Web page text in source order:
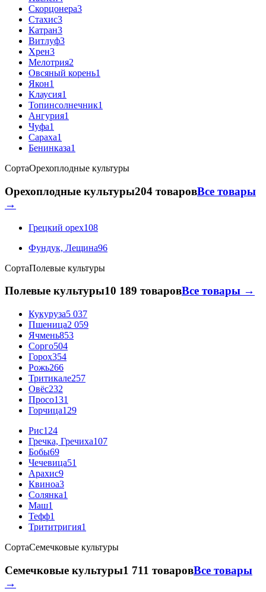
Скорцонера3
Стахис3
Катран3
Витлуф3
Хрен3
Мелотрия2
Овсяный корень1
Якон1
Клаусия1
Топинсолнечник1
Ангурия1
Чуфа1
Сараха1
Бенинказа1
СортаОрехоплодные культуры
Орехоплодные культуры204 товаровВсе товары
→
Грецкий орех108
Фундук, Лещина96
СортаПолевые культуры
Полевые культуры10 189 товаровВсе товары →
Кукуруза5 037
Пшеница2 059
Ячмень853
Сорго504
Горох354
Рожь266
Тритикале257
Овёс232
Просо131
Горчица129
Рис124
Гречка, Гречиха107
Бобы69
Чечевица51
Арахис9
Квиноа3
Солянка1
Маш1
Тефф1
Трититригия1
СортаСемечковые культуры
Семечковые культуры1 711 товаровВсе товары
→